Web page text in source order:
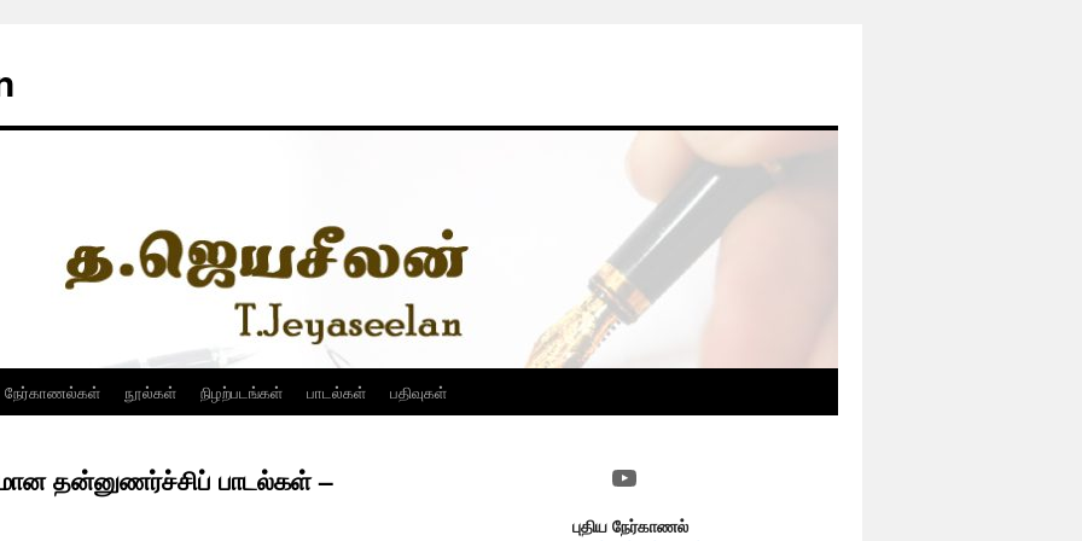
நேர்காணல்கள் நூல்கள் நிழற்படங்கள் பாடல்கள் பதிவுகள்
தன்னுணர்ச்சிப் பாடல்கள் –
YouTube
புதிய நேர்காணல்